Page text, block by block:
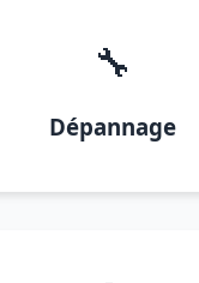
🔧
Dépannage